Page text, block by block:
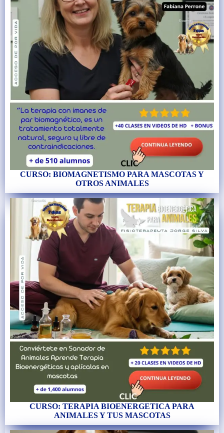
CURSO: BIOMAGNETISMO PARA MASCOTAS Y
OTROS ANIMALES
CURSO: TERAPIA BIOENERGETICA PARA
ANIMALES Y TUS MASCOTAS